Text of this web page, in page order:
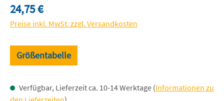
Regulärer Preis:
24,75 €
Preise inkl. MwSt. zzgl. Versandkosten
Größentabelle
Verfügbar, Lieferzeit ca. 10-14 Werktage (Informationen zu